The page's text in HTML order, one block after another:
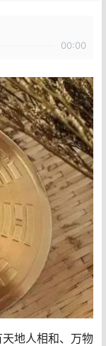
00:00
地人相和、万物